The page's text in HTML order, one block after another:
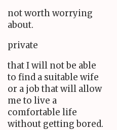
not worth worrying
about.
private
that I will not be able
to find a suitable wife
or a job that will allow
me to live a
comfortable life
without getting bored.